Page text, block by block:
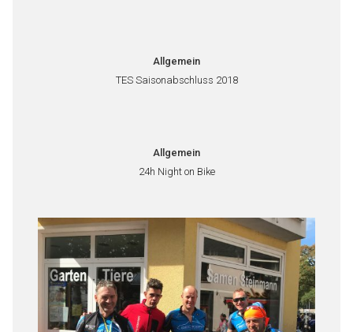
Allgemein
TES Saisonabschluss 2018
Allgemein
24h Night on Bike